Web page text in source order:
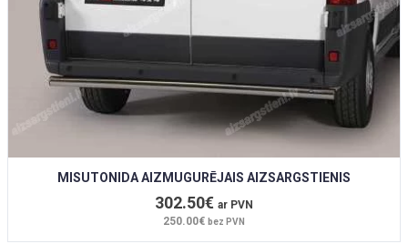
MISUTONIDA AIZMUGURĒJAIS AIZSARGSTIENIS
302.50€ ar PVN
250.00€ bez PVN